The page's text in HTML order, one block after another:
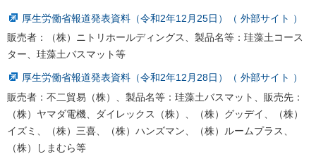
厚生労働省報道発表資料（令和2年12月25日）（ 外部サイト ）
販売者：（株）ニトリホールディングス、製品名等：珪藻土コース
ター、珪藻土バスマット等
厚生労働省報道発表資料（令和2年12月28日）（ 外部サイト ）
販売者：不二貿易（株）、製品名等：珪藻土バスマット、販売先：
（株）ヤマダ電機、ダイレックス（株）、（株）グッデイ、（株）
イズミ、（株）三喜、（株）ハンズマン、（株）ルームプラス、
（株）しまむら等